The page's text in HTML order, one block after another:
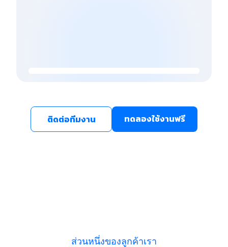
ติดต่อทีมงาน ทดลองใช้งานฟรี
ส่วนหนึ่งของลูกค้าเรา